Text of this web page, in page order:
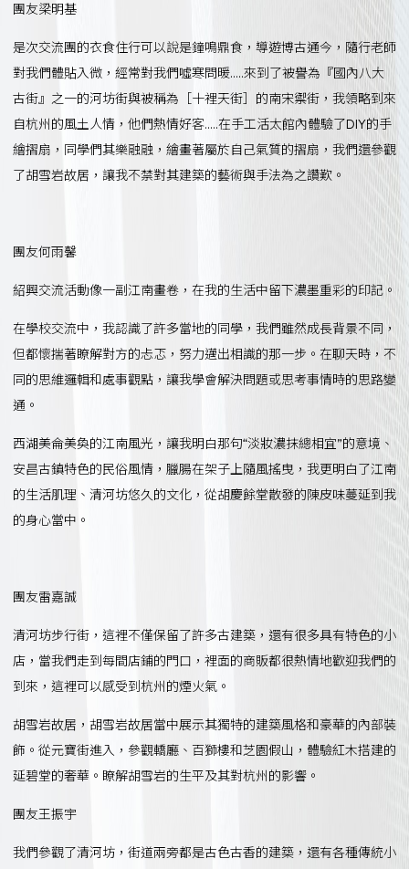
團友梁明基
是次交流團的衣食住行可以說是鐘鳴鼎食，導遊博古通今，隨行老師
對我們體貼入微，經常對我們噓寒問暖…..來到了被譽為『國內八大
古街』之一的河坊街與被稱為［十裡天街］的南宋禦街，我領略到來
自杭州的風土人情，他們熱情好客…..在手工活太館內體驗了DIY的手
繪摺扇，同學們其樂融融，繪畫著屬於自己氣質的摺扇，我們還參觀
了胡雪岩故居，讓我不禁對其建築的藝術與手法為之讚歎。
團友何雨馨
紹興交流活動像一副江南畫卷，在我的生活中留下濃墨重彩的印記。
在學校交流中，我認識了許多當地的同學，我們雖然成長背景不同，
但都懷揣著瞭解對方的忐忑，努力邁出相識的那一步。在聊天時，不
同的思維邏輯和處事觀點，讓我學會解決問題或思考事情時的思路變
通。
西湖美侖美奐的江南風光，讓我明白那句“淡妝濃抹總相宜”的意境、
安昌古鎮特色的民俗風情，臘腸在架子上隨風搖曳，我更明白了江南
的生活肌理、清河坊悠久的文化，從胡慶餘堂散發的陳皮味蔓延到我
的身心當中。
團友雷嘉誠
清河坊步行街，這裡不僅保留了許多古建築，還有很多具有特色的小
店，當我們走到每間店鋪的門口，裡面的商販都很熱情地歡迎我們的
到來，這裡可以感受到杭州的煙火氣。
胡雪岩故居，胡雪岩故居當中展示其獨特的建築風格和豪華的內部裝
飾。從元寶街進入，參觀轎廳、百獅樓和芝園假山，體驗紅木搭建的
延碧堂的奢華。瞭解胡雪岩的生平及其對杭州的影響。
團友王振宇
我們參觀了清河坊，街道兩旁都是古色古香的建築，還有各種傳統小